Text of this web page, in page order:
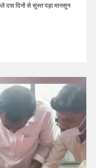
दिनों से सुस्त पड़ा मानसून